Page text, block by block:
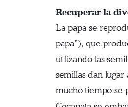
Recuperar la
La papa se
papa”), que
utilizando las
semillas dan lugar
mucho tiempo se